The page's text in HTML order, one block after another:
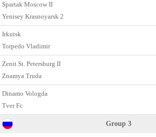
Spartak Moscow II
Yenisey Krasnoyarsk 2
Irkutsk
Torpedo Vladimir
Zenit St. Petersburg II
Znamya Truda
Dinamo Vologda
Tver Fc
Group 3